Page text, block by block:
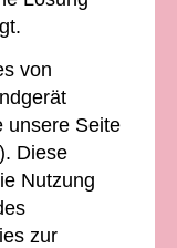
von
unsere Seite
Diese
Nutzung
zur